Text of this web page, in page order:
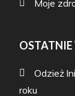
Moje
Odzież
roku